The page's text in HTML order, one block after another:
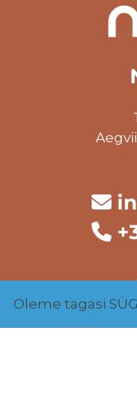
Oleme tagasi